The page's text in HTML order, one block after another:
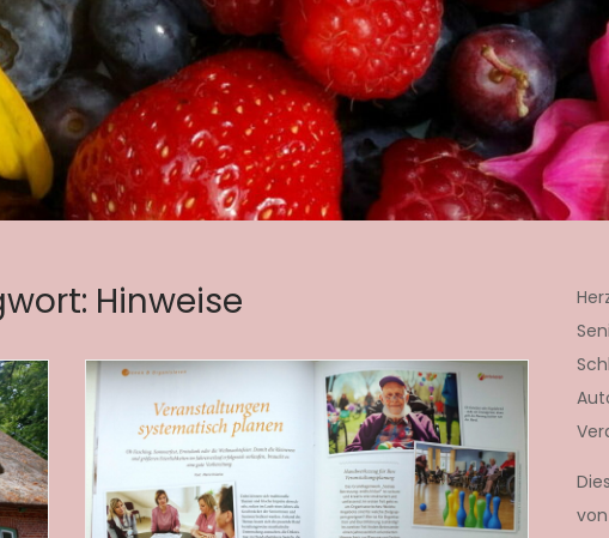
Hinweise